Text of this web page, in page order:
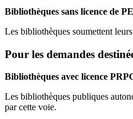
Bibliothèques sans licence de
Les bibliothèques soumettent
Pour les demandes
Bibliothèques avec licence
Les bibliothèques publiques
par cette voie.